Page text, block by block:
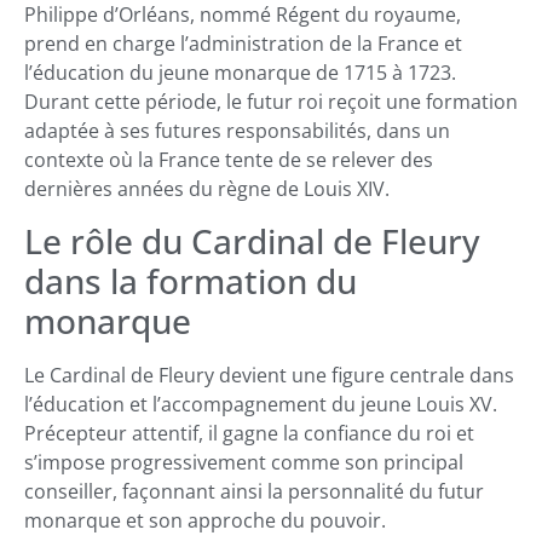
Philippe d’Orléans, nommé Régent du royaume,
prend en charge l’administration de la France et
l’éducation du jeune monarque de 1715 à 1723.
Durant cette période, le futur roi reçoit une formation
adaptée à ses futures responsabilités, dans un
contexte où la France tente de se relever des
dernières années du règne de Louis XIV.
Le rôle du Cardinal de Fleury
dans la formation du
monarque
Le Cardinal de Fleury devient une figure centrale dans
l’éducation et l’accompagnement du jeune Louis XV.
Précepteur attentif, il gagne la confiance du roi et
s’impose progressivement comme son principal
conseiller, façonnant ainsi la personnalité du futur
monarque et son approche du pouvoir.